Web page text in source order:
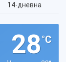
14-дневна
28°C